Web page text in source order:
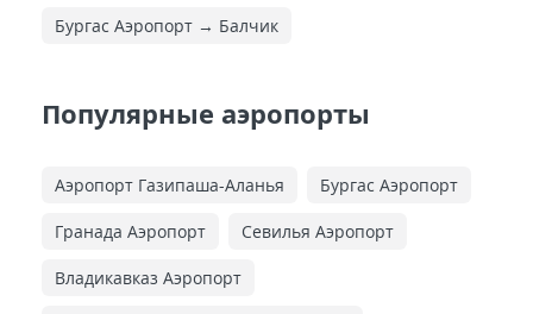
Бургас Аэропорт → Балчик
Популярные аэропорты
Аэропорт Газипаша-Аланья Бургас Аэропорт
Гранада Аэропорт Севилья Аэропорт
Владикавказ Аэропорт